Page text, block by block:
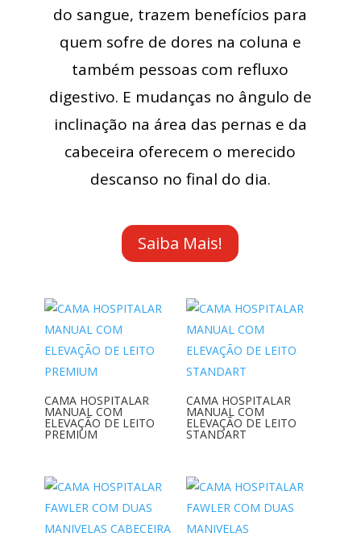
do sangue, trazem benefícios para
quem sofre de dores na coluna e
também pessoas com refluxo
digestivo. E mudanças no ângulo de
inclinação na área das pernas e da
cabeceira oferecem o merecido
descanso no final do dia.
Saiba Mais!
CAMA HOSPITALAR
MANUAL COM
ELEVAÇÃO DE LEITO
PREMIUM
CAMA HOSPITALAR
MANUAL COM
ELEVAÇÃO DE LEITO
STANDART